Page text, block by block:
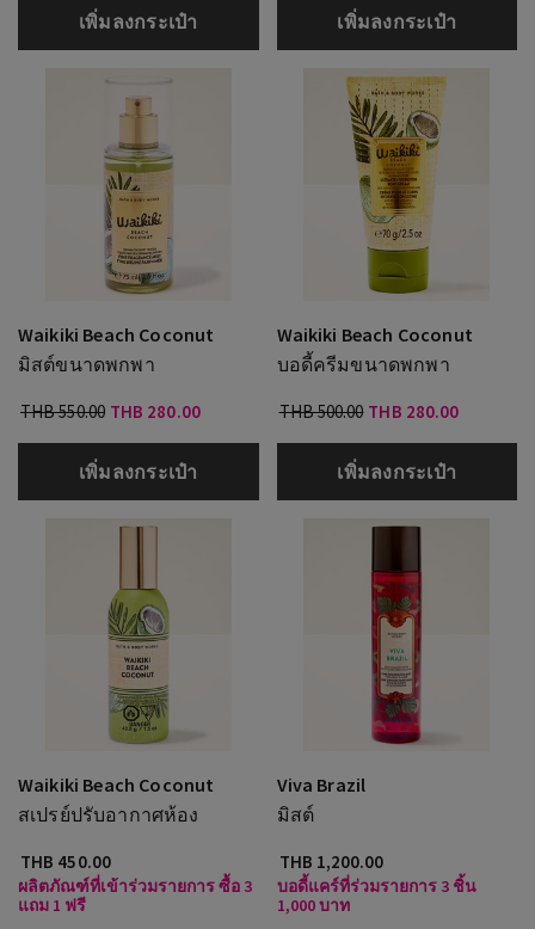
เพิ่มลงกระเป๋า เพิ่มลงกระเป๋า
Waikiki Beach Coconut
มิสต์ขนาดพกพา
THB 550.00 THB 280.00
เพิ่มลงกระเป๋า
Waikiki Beach Coconut
บอดี้ครีมขนาดพกพา
THB 500.00 THB 280.00
เพิ่มลงกระเป๋า
Waikiki Beach Coconut
สเปรย์ปรับอากาศห้อง
THB 450.00
ผลิตภัณฑ์ที่เข้าร่วมรายการ ซื้อ 3
แถม 1 ฟรี
Viva Brazil
มิสต์
THB 1,200.00
บอดี้แคร์ที่ร่วมรายการ 3 ชิ้น
1,000 บาท